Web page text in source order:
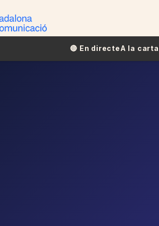
🔴​​ En directeA la carta